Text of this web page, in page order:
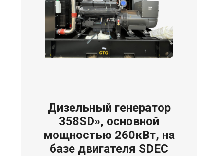
Дизельный генератор
358SD», основной
мощностью 260кВт, на
базе двигателя SDEC